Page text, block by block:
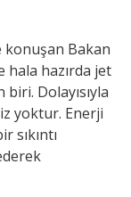
konuşan Bakan
hala hazırda jet
Dolayısıyla
yoktur. Enerji
sıkıntı